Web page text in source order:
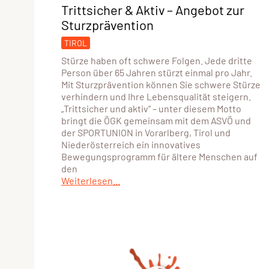
Trittsicher & Aktiv – Angebot zur
Sturzprävention
TIROL
Stürze haben oft schwere Folgen. Jede dritte
Person über 65 Jahren stürzt einmal pro Jahr.
Mit Sturzprävention können Sie schwere Stürze
verhindern und Ihre Lebensqualität steigern.
„Trittsicher und aktiv“ – unter diesem Motto
bringt die ÖGK gemeinsam mit dem ASVÖ und
der SPORTUNION in Vorarlberg, Tirol und
Niederösterreich ein innovatives
Bewegungsprogramm für ältere Menschen auf
den
Weiterlesen...